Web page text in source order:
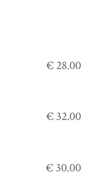
€ 28.00
€ 32.00
€ 30.00